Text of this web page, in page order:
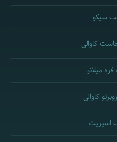
سیکو
کاوالی
میلانو
کاوالی
اسپریت